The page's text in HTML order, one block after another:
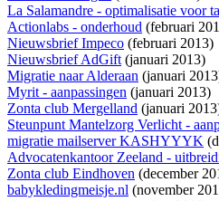
La Salamandre - optimalisatie voor
Actionlabs - onderhoud (februari
Nieuwsbrief Impeco (februari 2013)
Nieuwsbrief AdGift(januari 2013)
Migratie naar Alderaan (januari
Myrit - aanpassingen (januari 2013)
Zonta club Mergelland (januari
Steunpunt Mantelzorg Verlicht -
migratie mailserver KASHYYYK
Advocatenkantoor Zeeland -
Zonta club Eindhoven (december
babykledingmeisje.nl (november